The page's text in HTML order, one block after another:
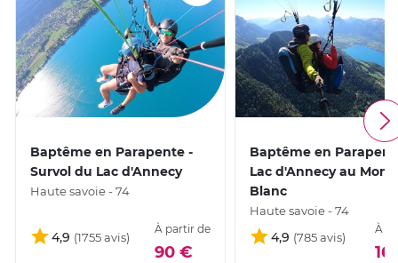
Baptême en Parapente -
Survol du Lac d'Annecy
Haute savoie - 74
4,9
À partir de
90 €
Baptême en
Lac d'Annecy au Mont
Blanc
Haute savoie - 74
4,9
À